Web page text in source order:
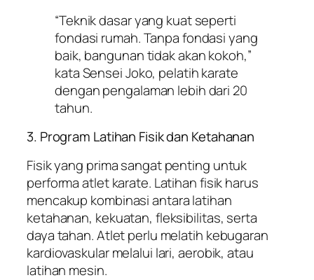
“Teknik dasar yang kuat seperti
fondasi rumah. Tanpa fondasi yang
baik, bangunan tidak akan kokoh,”
kata Sensei Joko, pelatih karate
dengan pengalaman lebih dari 20
tahun.
3. Program Latihan Fisik dan Ketahanan
Fisik yang prima sangat penting untuk
performa atlet karate. Latihan fisik harus
mencakup kombinasi antara latihan
ketahanan, kekuatan, fleksibilitas, serta
daya tahan. Atlet perlu melatih kebugaran
kardiovaskular melalui lari, aerobik, atau
latihan mesin.